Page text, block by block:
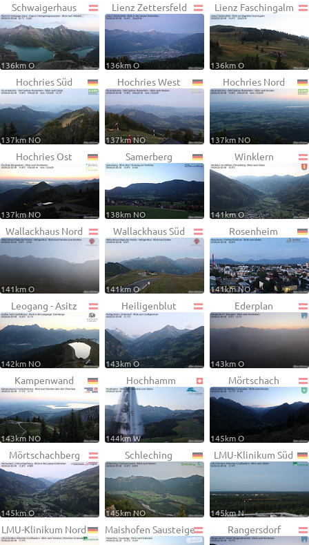
Schwaigerhaus
136km O
Lienz Zettersfeld
136km O
Lienz Faschingalm
136km O
Hochries Süd
137km NO
Hochries West
137km NO
Hochries Nord
137km NO
Hochries Ost
137km NO
Samerberg
138km NO
Winklern
141km O
Wallackhaus Nord
141km O
Wallackhaus Süd
141km O
Rosenheim
141km NO
Leogang - Asitz
142km NO
Heiligenblut
143km O
Ederplan
143km O
Kampenwand
143km NO
Hochhamm
144km W
Mörtschach
145km O
Mörtschachberg
145km O
Schleching
145km NO
LMU-Klinikum Süd
145km N
LMU-Klinikum Nord Maishofen Sausteige Rangersdorf